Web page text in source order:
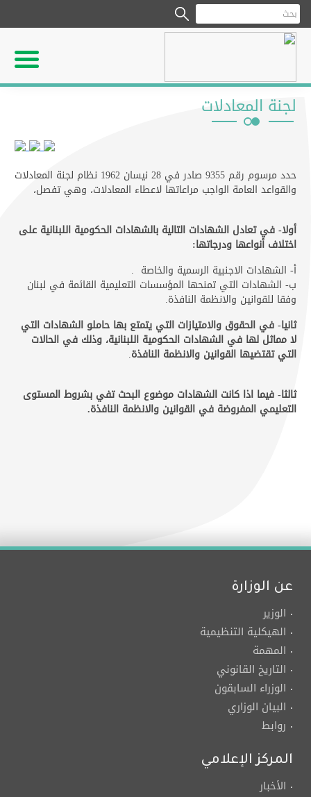
لجنة المعادلات
حدد مرسوم رقم 9355 صادر في 28 نيسان 1962 نظام لجنة المعادلات
والقواعد العامة الواجب مراعاتها لاعطاء المعادلات، وهي تفصل،
أولا- في تعادل الشهادات التالية بالشهادات الحكومية اللبنانية على
اختلاف أنواعها ودرجاتها:
أ- الشهادات الاجنبية الرسمية والخاصة .
ب- الشهادات التي تمنحها المؤسسات التعليمية القائمة في لبنان
وفقا للقوانين والانظمة النافذة.
ثانيا- في الحقوق والامتيازات التي يتمتع بها حاملو الشهادات التي
لا مماثل لها في الشهادات الحكومية اللبنانية، وذلك في الحالات
التي تقتضيها القوانين والانظمة النافذة.
ثالثا- فيما اذا كانت الشهادات موضوع البحث تفي بشروط المستوى
التعليمي المفروضة في القوانين والانظمة النافذة.
عن الوزارة
الوزير
الهيكلية التنظيمية
المهمة
التاريخ القانوني
الوزراء السابقون
البيان الوزاري
روابط
المركز الإعلامي
الأخبار